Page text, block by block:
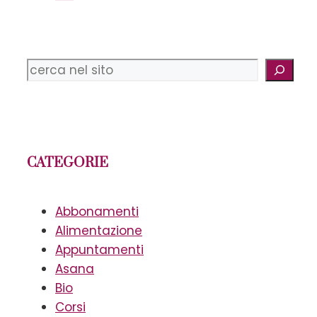
Cerca
CATEGORIE
Abbonamenti
Alimentazione
Appuntamenti
Asana
Bio
Corsi